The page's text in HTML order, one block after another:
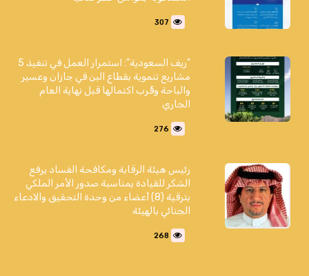
307
"ريف السعودية": استمرار العمل في تنفيذ 5
مشاريع تنموية بقطاع البن في جازان وعسير
والباحة وقُرب اكتمالها قبل نهاية العام
الجاري
276
رئيس هيئة الرقابة ومكافحة الفساد يرفع
الشكر للقيادة بمناسبة صدور الأمر الملكي
بترقية (8) أعضاء من وحدة التحقيق والادعاء
الجنائي بالهيئة
268